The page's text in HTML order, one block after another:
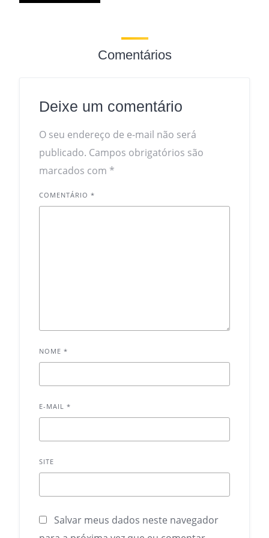
Comentários
Deixe um comentário
O seu endereço de e-mail não será
publicado. Campos obrigatórios são
marcados com *
COMENTÁRIO *
NOME *
E-MAIL *
SITE
Salvar meus dados neste navegador